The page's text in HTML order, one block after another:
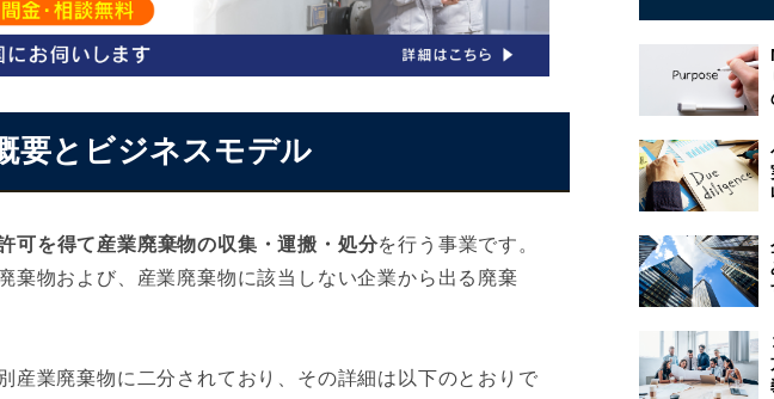
要とビジネスモデル
可を得て産業廃棄物の収集・運搬・処分を行う事業です。
棄物および、産業廃棄物に該当しない企業から出る廃棄
産業廃棄物に二分されており、その詳細は以下のとおりで